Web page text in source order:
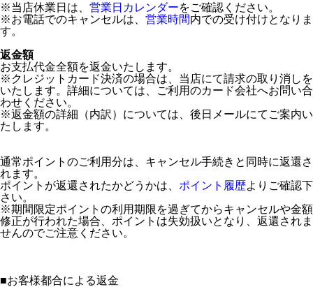
※当店休業日は、 営業日カレンダーをご確認ください。
※お電話でのキャンセルは、 営業時間内での受け付けとなりま
す。
返金額
お支払代金全額を返金いたします。
※クレジットカード決済の場合は、当店にて請求の取り消しを
いたします。詳細については、ご利用のカード会社へお問い合
わせください。
※返金額の詳細（内訳）については、後日メールにてご案内い
たします。
通常ポイントのご利用分は、キャンセル手続きと同時に返還さ
れます。
ポイントが返還されたかどうかは、 ポイント履歴よりご確認下
さい。
※期間限定ポイントの利用期限を過ぎてからキャンセルや金額
修正が行われた場合、ポイントは失効扱いとなり、返還されま
せんのでご注意ください。
■お客様都合による返金